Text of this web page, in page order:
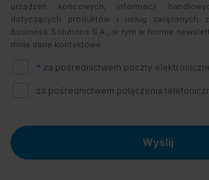
urządzeń końcowych, informacji
dotyczących produktów i usług związanych
Business Solutions S.A., w tym w formie
mnie dane kontaktowe:
* za pośrednictwem poczty
za pośrednictwem połączenia